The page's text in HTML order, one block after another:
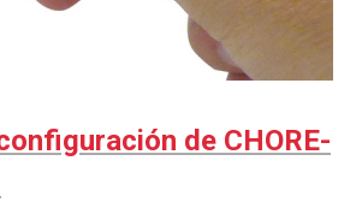
de CHORE-